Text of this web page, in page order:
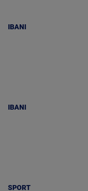
IBANI
IBANI
SPORT